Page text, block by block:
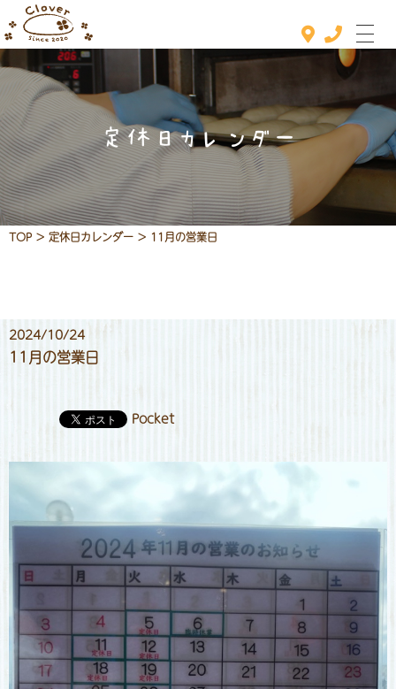
ホーム
おすすめメニュー
メニュー
定休日カレンダー
TOP > 定休日カレンダー > 11月の営業日
2024/10/24
11月の営業日
Pocket